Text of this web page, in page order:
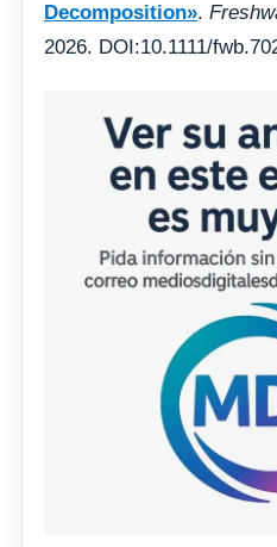
Decomposition».
2026. DOI:10.1111/